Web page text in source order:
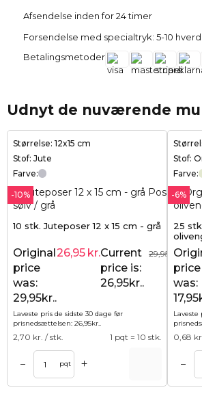
Afsendelse inden for 24 timer
Forsendelse med specialtryk: 5-10
Betalingsmetoder
Udnyt de nuværende
Størrelse: 12x15 cm
Stof: Jute
Farve:
-10%
10 stk. Juteposer 12 x 15 cm - grå
29,95 kr.
Original
price
was:
29,95kr..
26,95 kr.Current
price is:
26,95kr..
Laveste pris de sidste 30 dage før
prisnedsættelsen: 26,95kr..
2,70 kr. / stk. 1 pqt = 10 stk.
– pqt +
Stof:
Farve:
-6%
25
price
was:
Laveste
0,68
–